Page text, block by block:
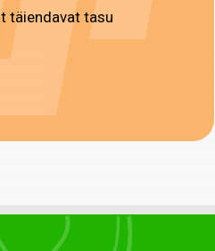
täiendavat tasu